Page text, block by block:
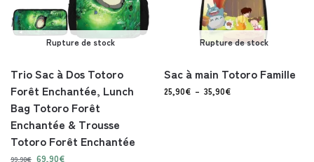
Rupture de stock
Trio Sac à Dos Totoro
Forêt Enchantée, Lunch
Bag Totoro Forêt
Enchantée & Trousse
Totoro Forêt Enchantée
99,90€ 69,90€
Rupture de stock
Sac à main Totoro Famille
25,90€ – 35,90€